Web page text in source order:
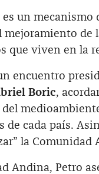
un
de
que viven en la
encuentro
Boric,
de cada país.
la Comunidad
Andina, Petro